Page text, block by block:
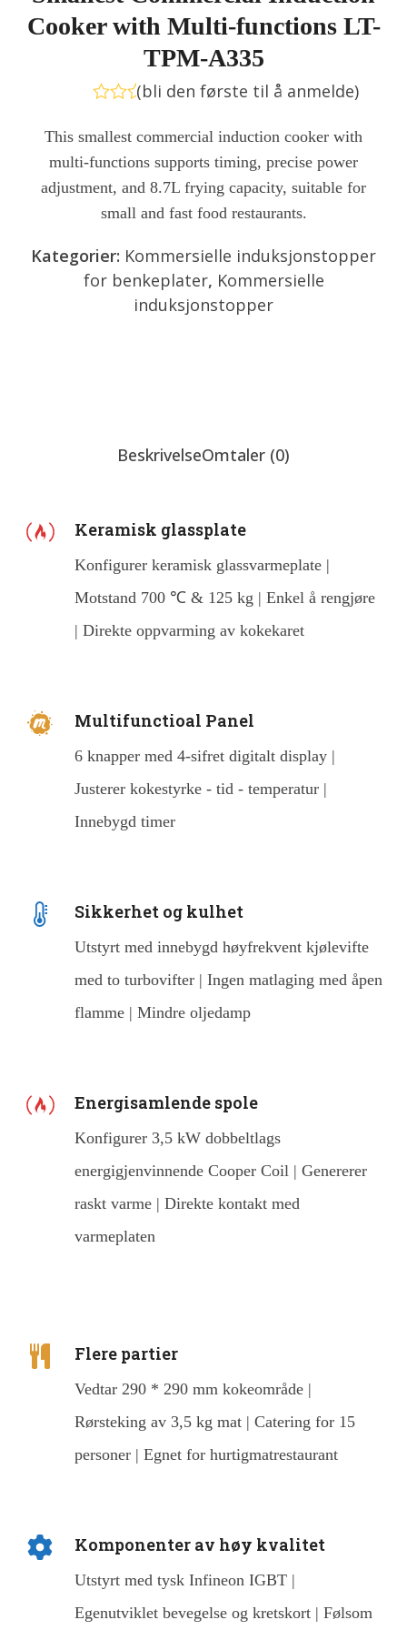
Cooker with Multi-functions LT-
TPM-A335
0
5
(bli den første til å anmelde)
This smallest commercial induction cooker with
multi-functions supports timing, precise power
adjustment, and 8.7L frying capacity, suitable for
small and fast food restaurants.
Kategorier: Kommersielle induksjonstopper
for benkeplater, Kommersielle
induksjonstopper
BeskrivelseOmtaler (0)
Keramisk glassplate
Konfigurer keramisk glassvarmeplate |
Motstand 700 ℃ & 125 kg | Enkel å rengjøre
| Direkte oppvarming av kokekaret
Multifunctioal Panel
6 knapper med 4-sifret digitalt display |
Justerer kokestyrke - tid - temperatur |
Innebygd timer
Sikkerhet og kulhet
Utstyrt med innebygd høyfrekvent kjølevifte
med to turbovifter | Ingen matlaging med åpen
flamme | Mindre oljedamp
Energisamlende spole
Konfigurer 3,5 kW dobbeltlags
energigjenvinnende Cooper Coil | Genererer
raskt varme | Direkte kontakt med
varmeplaten
Flere partier
Vedtar 290 * 290 mm kokeområde |
Rørsteking av 3,5 kg mat | Catering for 15
personer | Egnet for hurtigmatrestaurant
Komponenter av høy kvalitet
Utstyrt med tysk Infineon IGBT |
Egenutviklet bevegelse og kretskort | Følsom